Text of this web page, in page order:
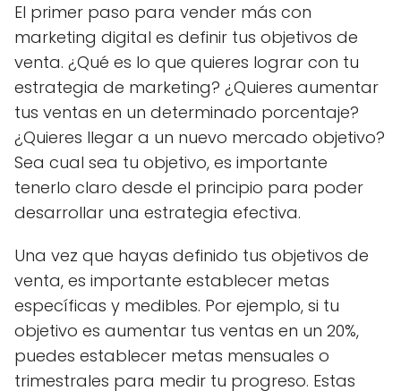
El primer paso para vender más con
marketing digital es definir tus objetivos de
venta. ¿Qué es lo que quieres lograr con tu
estrategia de marketing? ¿Quieres aumentar
tus ventas en un determinado porcentaje?
¿Quieres llegar a un nuevo mercado objetivo?
Sea cual sea tu objetivo, es importante
tenerlo claro desde el principio para poder
desarrollar una estrategia efectiva.
Una vez que hayas definido tus objetivos de
venta, es importante establecer metas
específicas y medibles. Por ejemplo, si tu
objetivo es aumentar tus ventas en un 20%,
puedes establecer metas mensuales o
trimestrales para medir tu progreso. Estas